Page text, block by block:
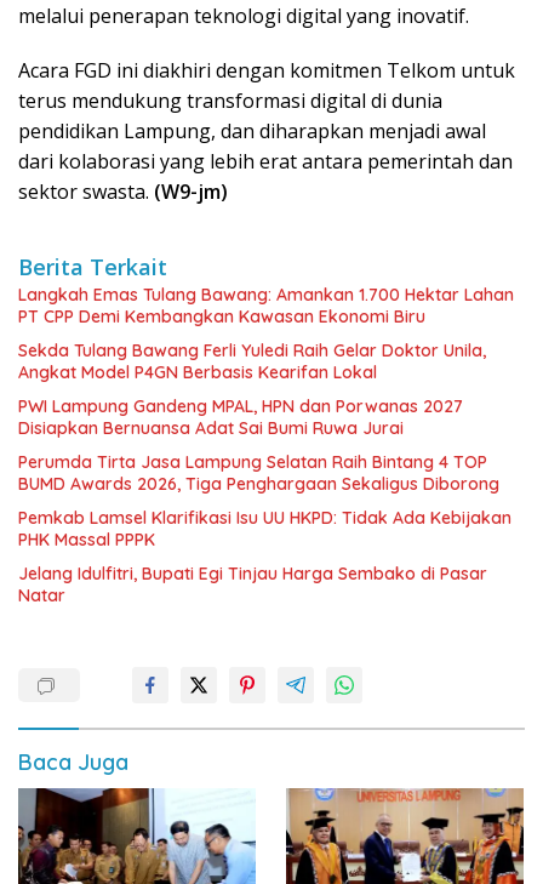
melalui penerapan teknologi digital yang inovatif.
Acara FGD ini diakhiri dengan komitmen Telkom untuk
terus mendukung transformasi digital di dunia
pendidikan Lampung, dan diharapkan menjadi awal
dari kolaborasi yang lebih erat antara pemerintah dan
sektor swasta. (W9-jm)
Berita Terkait
Langkah Emas Tulang Bawang: Amankan 1.700 Hektar Lahan
PT CPP Demi Kembangkan Kawasan Ekonomi Biru
Sekda Tulang Bawang Ferli Yuledi Raih Gelar Doktor Unila,
Angkat Model P4GN Berbasis Kearifan Lokal
PWI Lampung Gandeng MPAL, HPN dan Porwanas 2027
Disiapkan Bernuansa Adat Sai Bumi Ruwa Jurai
Perumda Tirta Jasa Lampung Selatan Raih Bintang 4 TOP
BUMD Awards 2026, Tiga Penghargaan Sekaligus Diborong
Pemkab Lamsel Klarifikasi Isu UU HKPD: Tidak Ada Kebijakan
PHK Massal PPPK
Jelang Idulfitri, Bupati Egi Tinjau Harga Sembako di Pasar
Natar
Baca Juga